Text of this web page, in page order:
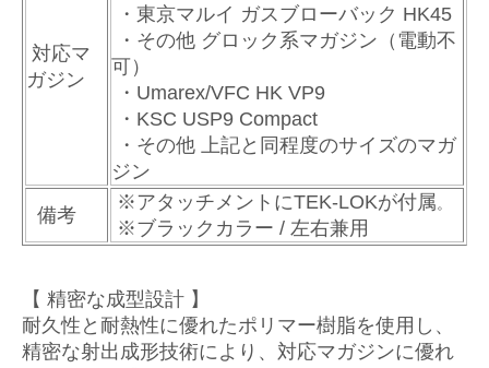
対応マ
ガジン
・東京マルイ ガスブローバック HK45
・その他 グロック系マガジン（電動不
可）
・Umarex/VFC HK VP9
・KSC USP9 Compact
・その他 上記と同程度のサイズのマガ
ジン
備考
※アタッチメントにTEK-LOKが付属。
※ブラックカラー / 左右兼用
【 精密な成型設計 】
耐久性と耐熱性に優れたポリマー樹脂を使用し、
精密な射出成形技術により、対応マガジンに優れ